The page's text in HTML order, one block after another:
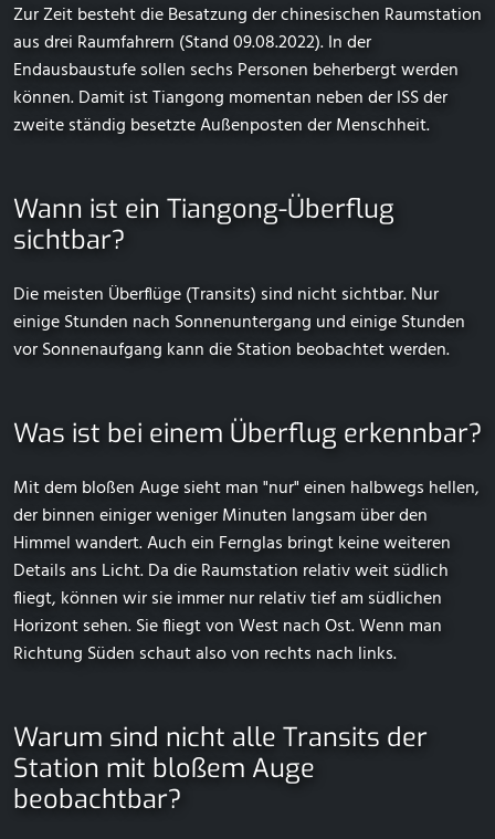
Zur Zeit besteht die Besatzung der chinesischen Raumstation
aus drei Raumfahrern (Stand 09.08.2022). In der
Endausbaustufe sollen sechs Personen beherbergt werden
können. Damit ist Tiangong momentan neben der ISS der
zweite ständig besetzte Außenposten der Menschheit.
Wann ist ein Tiangong-Überflug
sichtbar?
Die meisten Überflüge (Transits) sind nicht sichtbar. Nur
einige Stunden nach Sonnenuntergang und einige Stunden
vor Sonnenaufgang kann die Station beobachtet werden.
Was ist bei einem Überflug erkennbar?
Mit dem bloßen Auge sieht man "nur" einen halbwegs hellen,
der binnen einiger weniger Minuten langsam über den
Himmel wandert. Auch ein Fernglas bringt keine weiteren
Details ans Licht. Da die Raumstation relativ weit südlich
fliegt, können wir sie immer nur relativ tief am südlichen
Horizont sehen. Sie fliegt von West nach Ost. Wenn man
Richtung Süden schaut also von rechts nach links.
Warum sind nicht alle Transits der
Station mit bloßem Auge
beobachtbar?